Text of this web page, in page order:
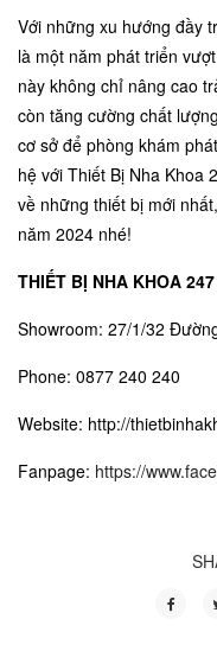
Với những xu hướng đầy
là một năm phát triển
này không chỉ nâng cao
còn tăng cường chất
cơ sở để phòng khám
hệ với Thiết Bị Nha Khoa
về những thiết bị mới
năm 2024 nhé!
THIẾT BỊ NHA KHOA 247
Showroom: 27/1/32
Phone: 0877 240 240
Website: http://
Fanpage: https://